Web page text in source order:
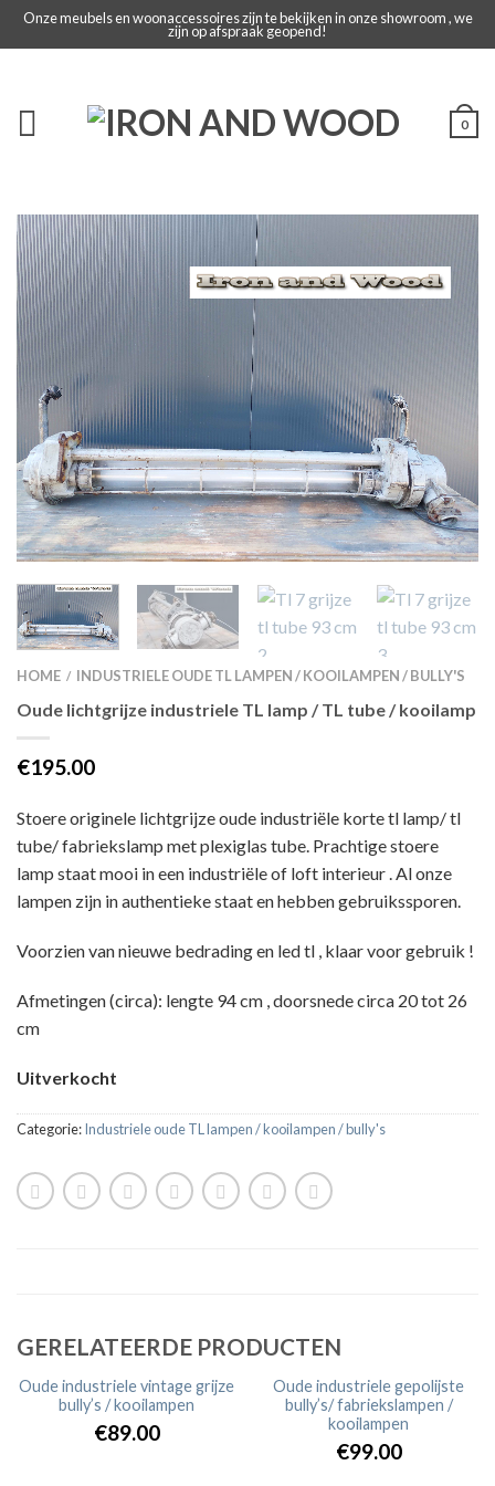
Onze meubels en woonaccessoires zijn te bekijken in onze showroom , we
zijn op afspraak geopend!
0
HOME / INDUSTRIELE OUDE TL LAMPEN / KOOILAMPEN / BULLY'S
Oude lichtgrijze industriele TL lamp / TL tube / kooilamp
€195.00
Stoere originele lichtgrijze oude industriële korte tl lamp/ tl
tube/ fabriekslamp met plexiglas tube. Prachtige stoere
lamp staat mooi in een industriële of loft interieur . Al onze
lampen zijn in authentieke staat en hebben gebruikssporen.
Voorzien van nieuwe bedrading en led tl , klaar voor gebruik !
Afmetingen (circa): lengte 94 cm , doorsnede circa 20 tot 26
cm
Uitverkocht
Categorie:Industriele oude TL lampen / kooilampen / bully's
GERELATEERDE PRODUCTEN
UITVERKOCHT
Oude industriele vintage grijze
bully’s / kooilampen
€89.00
UITVERKOCHT
Oude industriele gepolijste
bully’s/ fabriekslampen /
kooilampen
€99.00